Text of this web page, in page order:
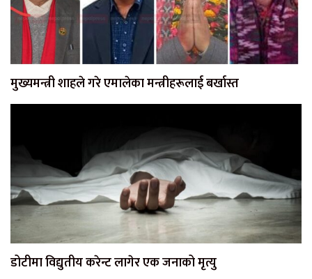
मुख्यमन्त्री शाहले गरे एमालेका मन्त्रीहरूलाई बर्खास्त
डोटीमा विद्युतीय करेन्ट लागेर एक जनाको मृत्यु